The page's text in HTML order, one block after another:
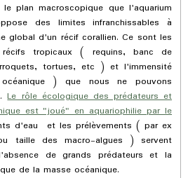
plan macroscopique que l'aquarium
des limites infranchissables à
global d'un récif corallien. Ce sont les
tropicaux ( requins, banc de
tortues, etc ) et l'immensité
) que nous ne pouvons
Le rôle écologique des prédateurs et
est "joué" en aquariophilie par le
d'eau et les prélèvements ( par ex
taille des macro-algues ) servent
de grands prédateurs et la
de la masse océanique.